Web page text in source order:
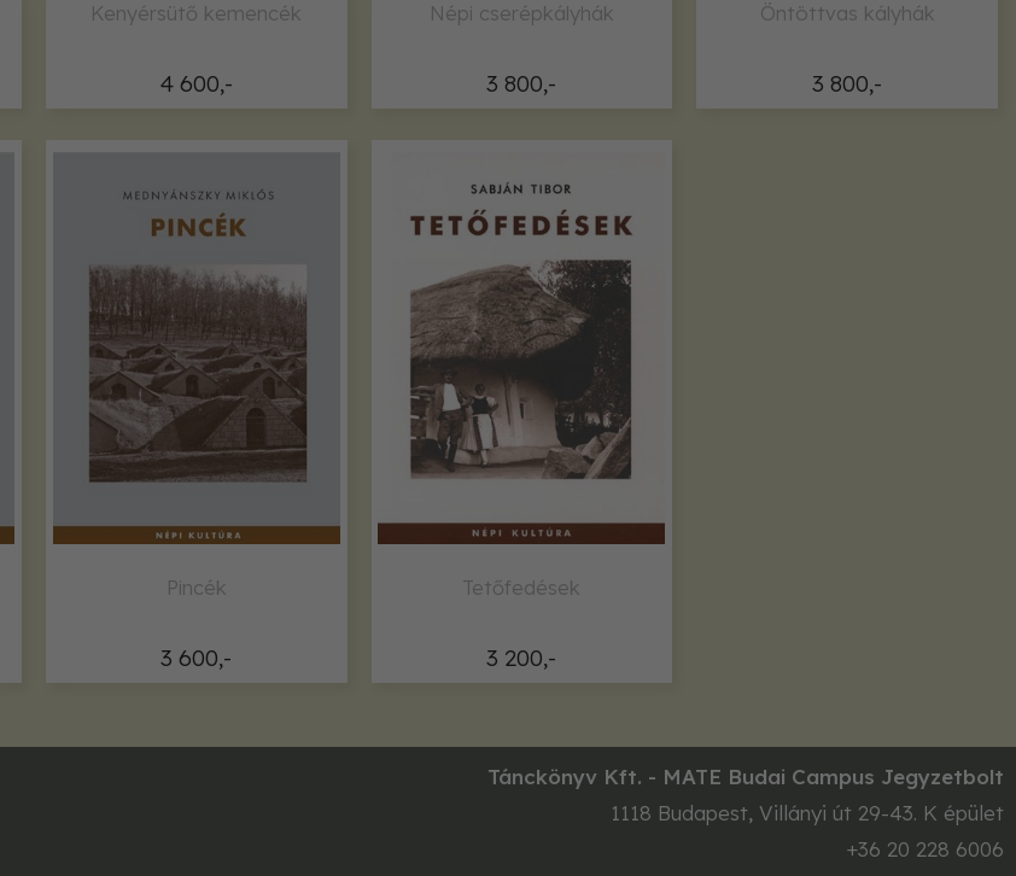
4 600,-
Kenyérsütő kemencék
3 800,-
Népi cserépkályhák
3 800,-
Öntöttvas kályhák
3 600,-
Pincék
3 200,-
Tetőfedések
Tánckönyv Kft. - MATE Budai Campus Jegyzetbolt
1118 Budapest, Villányi út 29-43. K épület
+36 20 228 6006